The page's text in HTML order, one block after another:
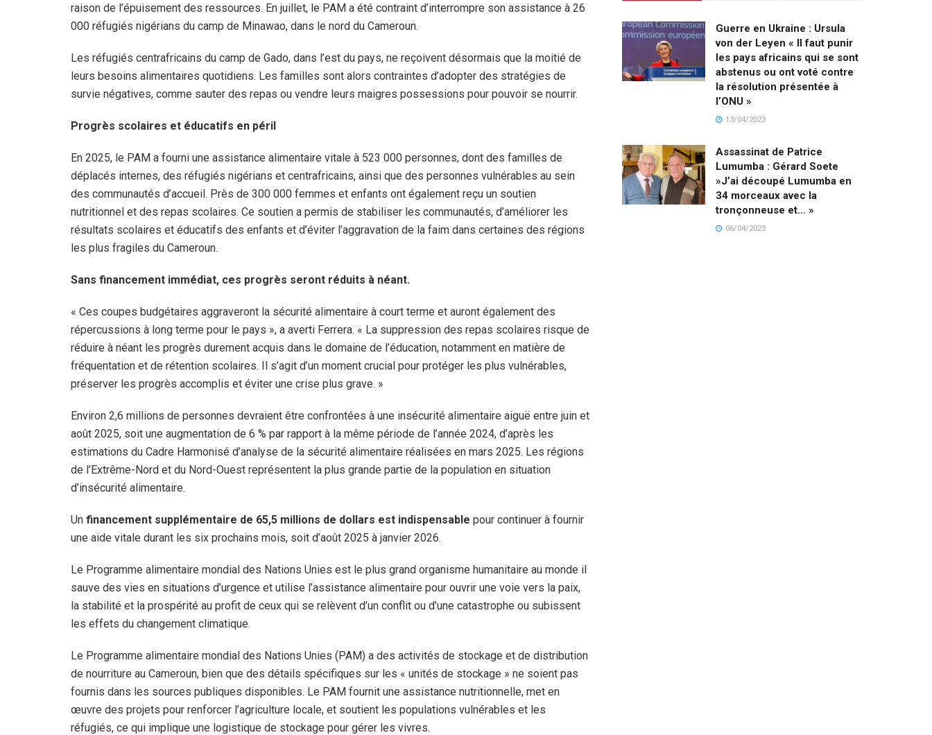
raison de l’épuisement des ressources. En juillet, le PAM a été contraint d’interrompre son assistance à 26
000 réfugiés nigérians du camp de Minawao, dans le nord du Cameroun.
Les réfugiés centrafricains du camp de Gado, dans l’est du pays, ne reçoivent désormais que la moitié de
leurs besoins alimentaires quotidiens. Les familles sont alors contraintes d’adopter des stratégies de
survie négatives, comme sauter des repas ou vendre leurs maigres possessions pour pouvoir se nourrir.
Progrès scolaires et éducatifs en péril
En 2025, le PAM a fourni une assistance alimentaire vitale à 523 000 personnes, dont des familles de
déplacés internes, des réfugiés nigérians et centrafricains, ainsi que des personnes vulnérables au sein
des communautés d’accueil. Près de 300 000 femmes et enfants ont également reçu un soutien
nutritionnel et des repas scolaires. Ce soutien a permis de stabiliser les communautés, d’améliorer les
résultats scolaires et éducatifs des enfants et d’éviter l’aggravation de la faim dans certaines des régions
les plus fragiles du Cameroun.
Sans financement immédiat, ces progrès seront réduits à néant.
« Ces coupes budgétaires aggraveront la sécurité alimentaire à court terme et auront également des
répercussions à long terme pour le pays », a averti Ferrera. « La suppression des repas scolaires risque de
réduire à néant les progrès durement acquis dans le domaine de l’éducation, notamment en matière de
fréquentation et de rétention scolaires. Il s’agit d’un moment crucial pour protéger les plus vulnérables,
préserver les progrès accomplis et éviter une crise plus grave. »
Environ 2,6 millions de personnes devraient être confrontées à une insécurité alimentaire aiguë entre juin et
août 2025, soit une augmentation de 6 % par rapport à la même période de l’année 2024, d’après les
estimations du Cadre Harmonisé d’analyse de la sécurité alimentaire réalisées en mars 2025. Les régions
de l’Extrême-Nord et du Nord-Ouest représentent la plus grande partie de la population en situation
d’insécurité alimentaire.
Un financement supplémentaire de 65,5 millions de dollars est indispensable pour continuer à fournir
une aide vitale durant les six prochains mois, soit d’août 2025 à janvier 2026.
Le Programme alimentaire mondial des Nations Unies est le plus grand organisme humanitaire au monde il
sauve des vies en situations d’urgence et utilise l’assistance alimentaire pour ouvrir une voie vers la paix,
la stabilité et la prospérité au profit de ceux qui se relèvent d’un conflit ou d’une catastrophe ou subissent
les effets du changement climatique.
Le Programme alimentaire mondial des Nations Unies (PAM) a des activités de stockage et de distribution
de nourriture au Cameroun, bien que des détails spécifiques sur les « unités de stockage » ne soient pas
fournis dans les sources publiques disponibles. Le PAM fournit une assistance nutritionnelle, met en
œuvre des projets pour renforcer l’agriculture locale, et soutient les populations vulnérables et les
réfugiés, ce qui implique une logistique de stockage pour gérer les vivres.
Guerre en Ukraine : Ursula
von der Leyen « Il faut punir
les pays africains qui se sont
abstenus ou ont voté contre
la résolution présentée à
l’ONU »
13/04/2023
Assassinat de Patrice
Lumumba : Gérard Soete
»J’ai découpé Lumumba en
34 morceaux avec la
tronçonneuse et… »
06/04/2023